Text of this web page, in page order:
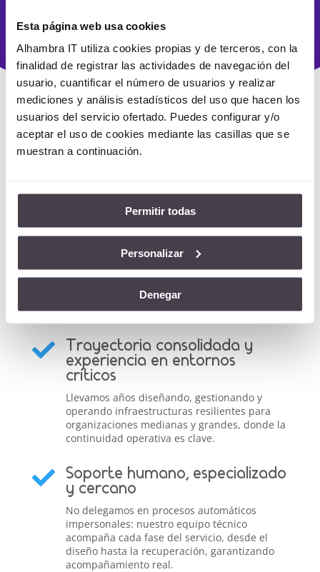
Esta página web usa cookies
Alhambra IT utiliza cookies propias y de terceros, con la
finalidad de registrar las actividades de navegación del
usuario, cuantificar el número de usuarios y realizar
mediciones y análisis estadísticos del uso que hacen los
usuarios del servicio ofertado. Puedes configurar y/o
aceptar el uso de cookies mediante las casillas que se
muestran a continuación.
Permitir todas
Personalizar
Denegar
cualquier eventualidad.
Alhambra IT para tu plan
de recuperación ante
desastres?
Con nosotros no solo obtienes un servicio: adquieres
un socio estratégico con visión, respaldo técnico y
compromiso.
 Trayectoria consolidada y
experiencia en entornos
críticos
Llevamos años diseñando, gestionando y
operando infraestructuras resilientes para
organizaciones medianas y grandes, donde la
continuidad operativa es clave.
 Soporte humano, especializado
y cercano
No delegamos en procesos automáticos
impersonales: nuestro equipo técnico
acompaña cada fase del servicio, desde el
diseño hasta la recuperación, garantizando
acompañamiento real.